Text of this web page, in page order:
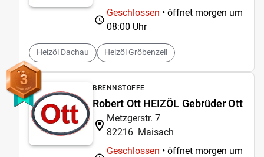
Geschlossen • öffnet morgen um
08:00 Uhr
Heizöl Dachau Heizöl Gröbenzell
3 BRENNSTOFFE
Robert Ott HEIZÖL Gebrüder Ott
Metzgerstr. 7
82216 Maisach
Geschlossen • öffnet morgen um